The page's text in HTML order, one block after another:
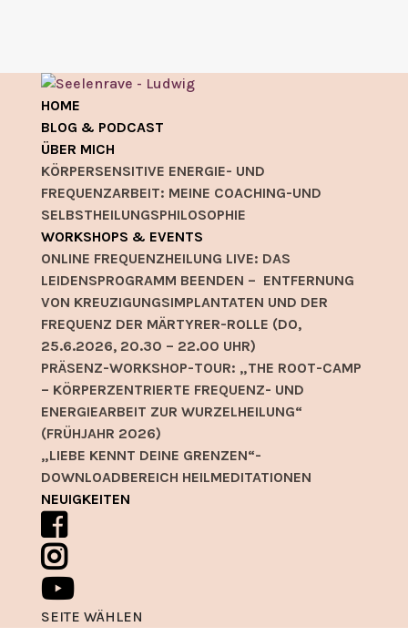
HOME
BLOG & PODCAST
ÜBER MICH
KÖRPERSENSITIVE ENERGIE- UND
FREQUENZARBEIT: MEINE COACHING-UND
SELBSTHEILUNGSPHILOSOPHIE
WORKSHOPS & EVENTS
ONLINE FREQUENZHEILUNG LIVE: DAS
LEIDENSPROGRAMM BEENDEN – ENTFERNUNG
VON KREUZIGUNGSIMPLANTATEN UND DER
FREQUENZ DER MÄRTYRER-ROLLE (DO,
25.6.2026, 20.30 – 22.00 UHR)
PRÄSENZ-WORKSHOP-TOUR: „THE ROOT-CAMP
– KÖRPERZENTRIERTE FREQUENZ- UND
ENERGIEARBEIT ZUR WURZELHEILUNG“
(FRÜHJAHR 2026)
„LIEBE KENNT DEINE GRENZEN“-
DOWNLOADBEREICH HEILMEDITATIONEN
NEUIGKEITEN
SEITE WÄHLEN